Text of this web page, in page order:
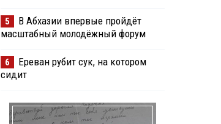
5
В Абхазии впервые пройдёт
масштабный молодёжный форум
6
Ереван рубит сук, на котором
сидит